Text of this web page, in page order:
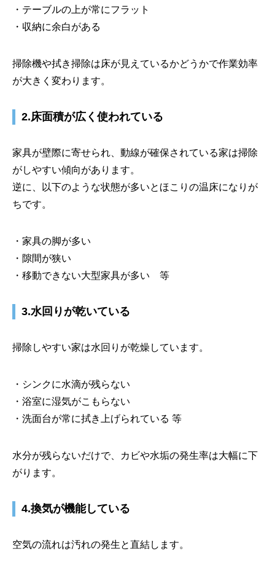
・テーブルの上が常にフラット
・収納に余白がある
掃除機や拭き掃除は床が見えているかどうかで作業効率
が大きく変わります。
2.床面積が広く使われている
家具が壁際に寄せられ、動線が確保されている家は掃除
がしやすい傾向があります。
逆に、以下のような状態が多いとほこりの温床になりが
ちです。
・家具の脚が多い
・隙間が狭い
・移動できない大型家具が多い 等
3.水回りが乾いている
掃除しやすい家は水回りが乾燥しています。
・シンクに水滴が残らない
・浴室に湿気がこもらない
・洗面台が常に拭き上げられている 等
水分が残らないだけで、カビや水垢の発生率は大幅に下
がります。
4.換気が機能している
空気の流れは汚れの発生と直結します。